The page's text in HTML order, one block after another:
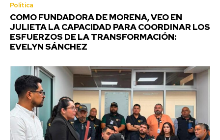
Política
COMO FUNDADORA DE MORENA, VEO EN
JULIETA LA CAPACIDAD PARA COORDINAR LOS
ESFUERZOS DE LA TRANSFORMACIÓN:
EVELYN SÁNCHEZ